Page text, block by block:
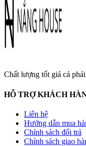
Chất lượng tốt giá cả
HỖ TRỢ KHÁCH
Liên hệ
Hướng dẫn mua
Chính sách đổi trả
Chính sách giao